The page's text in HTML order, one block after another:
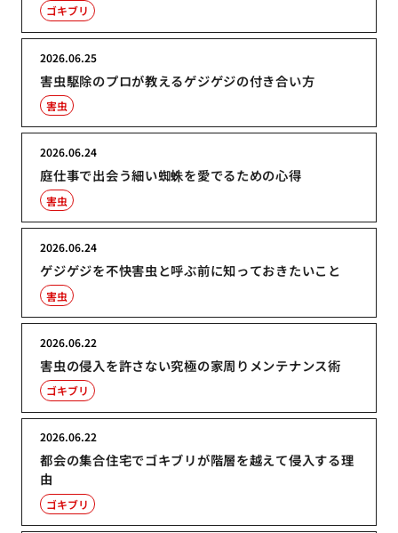
ゴキブリ
害虫駆除のプロが教えるゲジゲジの付き合い方
2026.06.25
害虫
庭仕事で出会う細い蜘蛛を愛でるための心得
2026.06.24
害虫
ゲジゲジを不快害虫と呼ぶ前に知っておきたいこと
2026.06.24
害虫
害虫の侵入を許さない究極の家周りメンテナンス術
2026.06.22
ゴキブリ
都会の集合住宅でゴキブリが階層を越えて侵入する理
由
2026.06.22
ゴキブリ